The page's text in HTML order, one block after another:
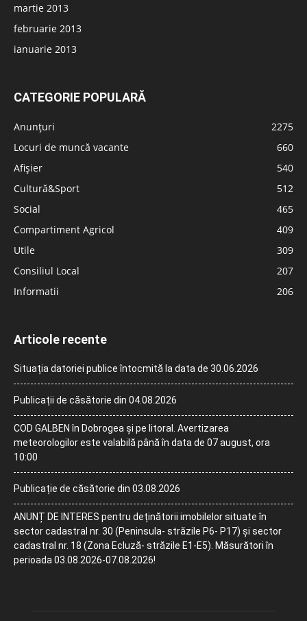
martie 2013
februarie 2013
ianuarie 2013
CATEGORIE POPULARĂ
Anunțuri
2275
Locuri de muncă vacante
660
Afișier
540
Cultură&Sport
512
Social
465
Compartiment Agricol
409
Utile
309
Consiliul Local
207
Informatii
206
Articole recente
Situația datoriei publice întocmită la data de 30.06.2026
Publicații de căsătorie din 04.08.2026
COD GALBEN în Dobrogea și pe litoral. Avertizarea
meteorologilor este valabilă până în data de 07 august, ora
10:00
Publicație de căsătorie din 03.08.2026
ANUNȚ DE INTERES pentru deținătorii imobilelor situate în
sector cadastral nr. 30 (Peninsula- străzile P6- P17) și sector
cadastral nr. 18 (Zona Ecluză- străzile E1-E5). Măsurători în
perioada 03.08.2026-07.08.2026!